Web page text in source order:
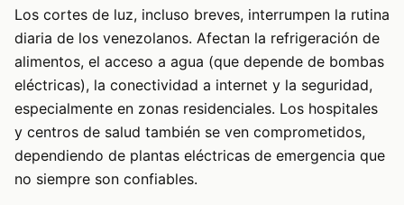
Los cortes de luz, incluso breves, interrumpen la rutina
diaria de los venezolanos. Afectan la refrigeración de
alimentos, el acceso a agua (que depende de bombas
eléctricas), la conectividad a internet y la seguridad,
especialmente en zonas residenciales. Los hospitales
y centros de salud también se ven comprometidos,
dependiendo de plantas eléctricas de emergencia que
no siempre son confiables.